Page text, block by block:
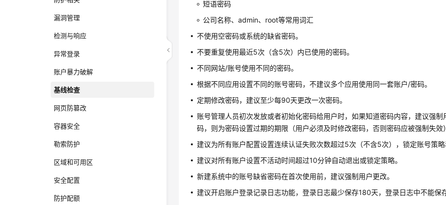
漏洞管理
检测与响应
异常登录
账户暴力破解
基线检查
网页防篡改
容器安全
勒索防护
区域和可用区
安全配置
防护配额
短语密码
公司名称、admin、root等常用词汇
不使用空密码或系统的缺省密码。
不要重复使用最近5次（含5次）内已使用的密码。
不同网站/账号使用不同的密码。
根据不同应用设置不同的账号密码，不建议多个应用使用同一套账户/密码。
定期修改密码，建议至少每90天更改一次密码。
账号管理人员初次发放或者初始化密码给用户时，如果知道密码内容，建议强
码，则为密码设置过期的期限（用户必须及时修改密码，否则密码应被强制失效
建议为所有账户配置设置连续认证失败次数超过5次（不含5次），锁定账号策
建议对所有账户设置不活动时间超过10分钟自动退出或锁定策略。
新建系统中的账号缺省密码在首次使用前，建议强制用户更改。
建议开启账户登录记录日志功能，登录日志最少保存180天，登录日志中不能保